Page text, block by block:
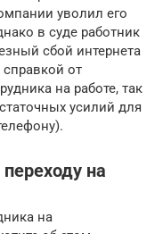
уволил его
в суде работник
сбой интернета
от
на работе, так
усилий для
на
на